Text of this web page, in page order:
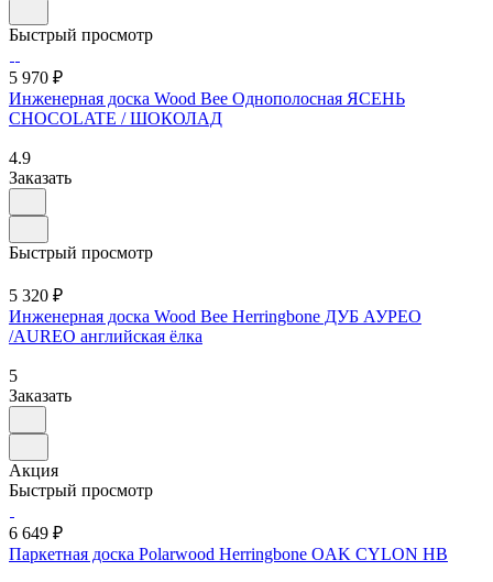
Быстрый просмотр
5 970 ₽
Инженерная доска Wood Bee Однополосная ЯСЕНЬ
CHOCOLATE / ШОКОЛАД
4.9
Заказать
Быстрый просмотр
5 320 ₽
Инженерная доска Wood Bee Herringbone ДУБ АУРЕО
/AUREO английская ёлка
5
Заказать
Акция
Быстрый просмотр
6 649 ₽
Паркетная доска Polarwood Herringbone OAK CYLON HB